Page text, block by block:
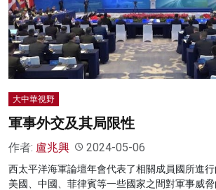
大中華視野
軍事外交及其局限性
作者: 盧兆興 2024-05-06
西太平洋海軍論壇年會代表了相關成員國所進
美國、中國、菲律賓等一些國家之間對軍事威